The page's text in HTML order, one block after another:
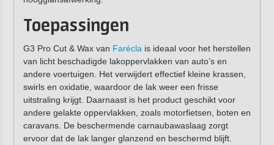
Toepassingen
G3 Pro Cut & Wax van Farécla is ideaal voor het herstellen
van licht beschadigde lakoppervlakken van auto’s en
andere voertuigen. Het verwijdert effectief kleine krassen,
swirls en oxidatie, waardoor de lak weer een frisse
uitstraling krijgt. Daarnaast is het product geschikt voor
andere gelakte oppervlakken, zoals motorfietsen, boten en
caravans. De beschermende carnaubawaslaag zorgt
ervoor dat de lak langer glanzend en beschermd blijft.